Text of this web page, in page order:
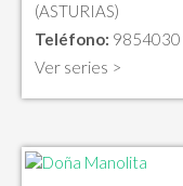
(ASTURIAS)
Teléfono:
Ver series >